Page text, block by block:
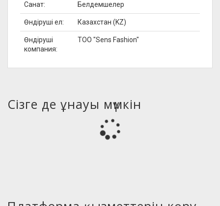
Санат: Белдемшелер
Өндіруші ел: Казахстан (KZ)
Өндіруші
компания:
ТОО "Sens Fashion"
Сізге де ұнауы мүмкін